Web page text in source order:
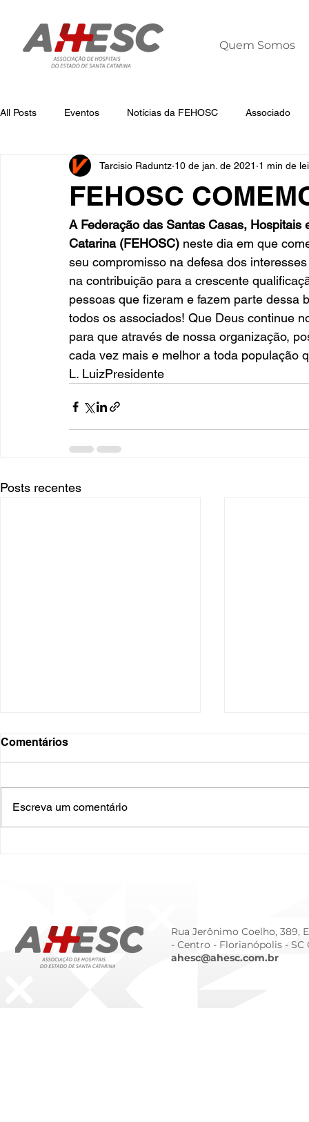
Quem Somos
All Posts Eventos Notícias da FEHOSC Associado
Notícias da AHESC Liderança Dia
FEHOSC
Tarcisio Raduntz 10 de jan. de 2021 1 min de
A Federação das Santas Casas,
Catarina (FEHOSC) neste dia em que
seu compromisso na defesa dos
na contribuição para a crescente
pessoas que fizeram e fazem parte dessa
todos os associados! Que Deus continue
para que através de nossa organização,
cada vez mais e melhor a toda população
L. LuizPresidente
Posts recentes
Comentários
Escreva um comentário
Rua Jerônimo Coelho, 389,
- Centro - Florianópolis - SC
ahesc@ahesc.com.br